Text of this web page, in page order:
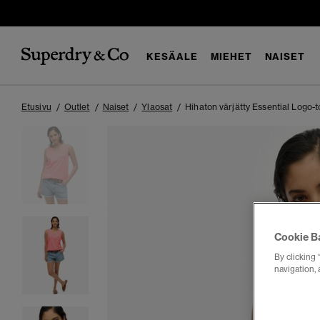
KESÄALE MIEHET NAISET
Etusivu Outlet Naiset Ylaosat Hihaton värjätty Essential Logo-
Cookie
By clicking
navigation,